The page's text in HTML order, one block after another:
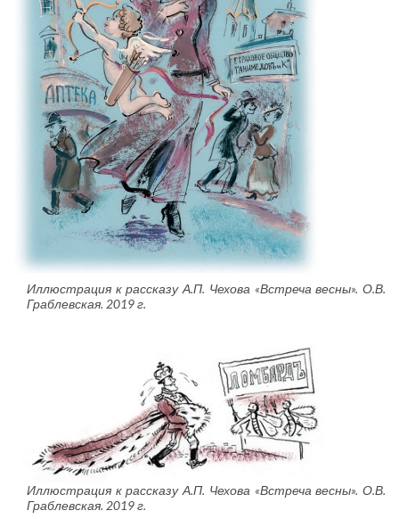
Иллюстрация к рассказу А.П. Чехова «Встреча весны». О.В.
Граблевская. 2019 г.
Иллюстрация к рассказу А.П. Чехова «Встреча весны». О.В.
Граблевская. 2019 г.